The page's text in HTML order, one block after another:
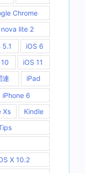
Chrome
nova lite 2
5.1
iOS 6
iOS 11
連 iPad
iPhone 6
Xs
Kindle
X 10.2